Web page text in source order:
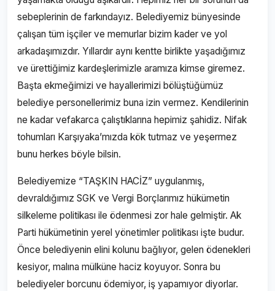
sebeplerinin de farkındayız. Belediyemiz bünyesinde
çalışan tüm işçiler ve memurlar bizim kader ve yol
arkadaşımızdır. Yıllardır aynı kentte birlikte yaşadığımız
ve ürettiğimiz kardeşlerimizle aramıza kimse giremez.
Başta ekmeğimizi ve hayallerimizi bölüştüğümüz
belediye personellerimiz buna izin vermez. Kendilerinin
ne kadar vefakarca çalıştıklarına hepimiz şahidiz. Nifak
tohumları Karşıyaka’mızda kök tutmaz ve yeşermez
bunu herkes böyle bilsin.
Belediyemize “TAŞKIN HACİZ” uygulanmış,
devraldığımız SGK ve Vergi Borçlarımız hükümetin
silkeleme politikası ile ödenmesi zor hale gelmiştir. Ak
Parti hükümetinin yerel yönetimler politikası işte budur.
Önce belediyenin elini kolunu bağlıyor, gelen ödenekleri
kesiyor, malına mülküne haciz koyuyor. Sonra bu
belediyeler borcunu ödemiyor, iş yapamıyor diyorlar.